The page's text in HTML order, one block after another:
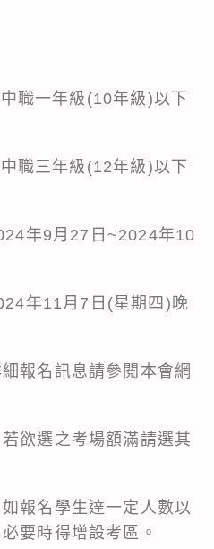
職一年級(10年級)以下
職三年級(12年級)以下
年9月27日~2024年10
年11月7日(星期四)晚
報名訊息請參閱本會網
欲選之考場額滿請選其
報名學生達一定人數以
要時得增設考區。